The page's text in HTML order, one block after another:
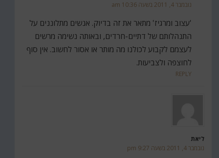
נובמבר 4, 2011 בשעה 10:36 am
'עצוב ומרגיז' מתאר את זה בדיוק. אנשים מתלוננים על
התנהלותם של דתיים-חרדים, ובאותה נשימה מרשים
לעצמם לקבוע לכולנו מה מותר או אסור לחשוב. אין סוף
לחוצפה ולצביעות.
REPLY
ליאת
נובמבר 4, 2011 בשעה 9:27 pm